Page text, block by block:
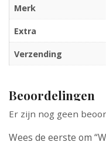
Merk
Extra
Verzending
Beoordelingen
Er zijn nog geen
Wees de eerste om